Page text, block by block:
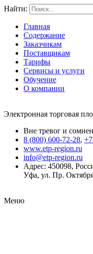
Найти:
Главная
Содержание
Заказчикам
Поставщикам
Тарифы
Сервисы и услуги
Обучение
О компании
Электронная торговая
Вне тревог и
8 (800) 600-72-28,
www.etp-region.ru
info@etp-region.ru
Адрес: 450098,
Уфа, ул. Пр.
Меню